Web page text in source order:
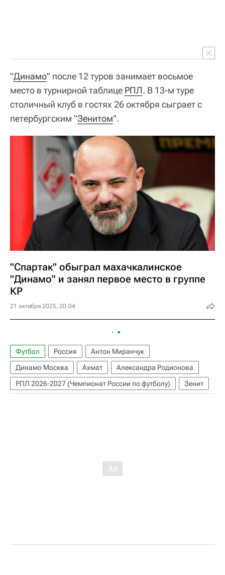
"Динамо" после 12 туров занимает восьмое
место в турнирной таблице РПЛ. В 13-м туре
столичный клуб в гостях 26 октября сыграет с
петербургским "Зенитом".
"Спартак" обыграл махачкалинское
"Динамо" и занял первое место в группе
КР
21 октября 2025, 20:04
Футбол Россия
Антон Миранчук
Динамо Москва
Ахмат
Александра Родионова
РПЛ 2026-2027 (Чемпионат России по футболу)
Зенит